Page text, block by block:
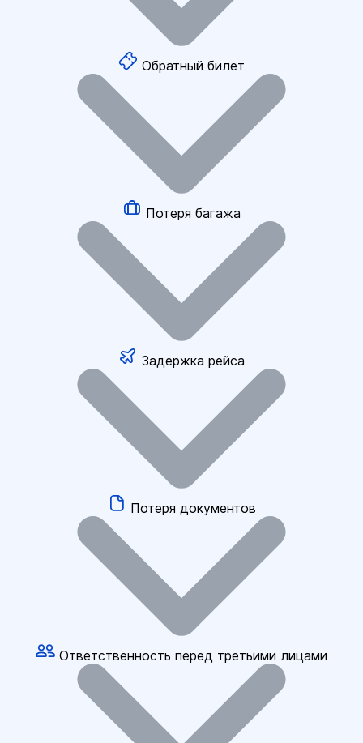
Обратный билет
Потеря багажа
Задержка рейса
Потеря документов
Ответственность перед третьими лицами